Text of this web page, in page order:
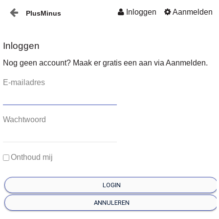
Inloggen Aanmelden
PlusMinus
Nieuws
Plusminus-in-verbinding1
Inloggen
Nog geen account? Maak er gratis een aan via Aanmelden.
E-mailadres
Wachtwoord
Onthoud mij
LOGIN
ANNULEREN